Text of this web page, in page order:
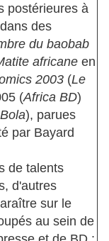
postérieures à
des
du baobab
africane en
2003 (Le
(Africa BD)
), parues
par Bayard
de talents
d'autres
sur le
au sein de